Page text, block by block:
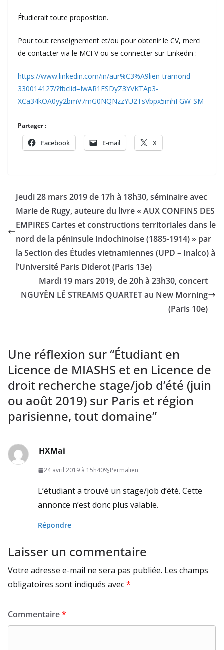
Étudierait toute proposition.
Pour tout renseignement et/ou pour obtenir le CV, merci
de contacter via le MCFV ou se connecter sur Linkedin :
https://www.linkedin.com/in/aur%C3%A9lien-tramond-
330014127/?fbclid=IwAR1ESDyZ3YVKTAp3-
XCa34kOA0yy2bmV7mG0NQNzzYU2TsVbpx5mhFGW-SM
Partager :
Facebook E-mail X
Jeudi 28 mars 2019 de 17h à 18h30, séminaire avec
Marie de Rugy, auteure du livre « AUX CONFINS DES
EMPIRES Cartes et constructions territoriales dans le
nord de la péninsule Indochinoise (1885-1914) » par
la Section des Études vietnamiennes (UPD – Inalco) à
l’Université Paris Diderot (Paris 13e)
Mardi 19 mars 2019, de 20h à 23h30, concert
NGUYÊN LÊ STREAMS QUARTET au New Morning
(Paris 10e)
Une réflexion sur “Étudiant en
Licence de MIASHS et en Licence de
droit recherche stage/job d’été (juin
ou août 2019) sur Paris et région
parisienne, tout domaine”
HXMai
24 avril 2019 à 15h40 Permalien
L’étudiant a trouvé un stage/job d’été. Cette
annonce n’est donc plus valable.
Répondre
Laisser un commentaire
Votre adresse e-mail ne sera pas publiée. Les champs
obligatoires sont indiqués avec*
Commentaire*